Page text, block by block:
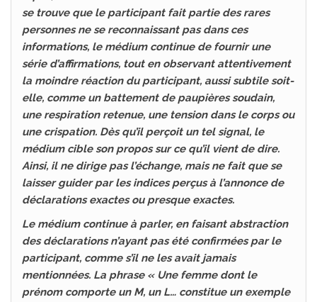
se trouve que le participant fait partie des rares
personnes ne se reconnaissant pas dans ces
informations, le médium continue de fournir une
série d’affirmations, tout en observant attentivement
la moindre réaction du participant, aussi subtile soit-
elle, comme un battement de paupières soudain,
une respiration retenue, une tension dans le corps ou
une crispation. Dès qu’il perçoit un tel signal, le
médium cible son propos sur ce qu’il vient de dire.
Ainsi, il ne dirige pas l’échange, mais ne fait que se
laisser guider par les indices perçus à l’annonce de
déclarations exactes ou presque exactes.
Le médium continue à parler, en faisant abstraction
des déclarations n’ayant pas été confirmées par le
participant, comme s’il ne les avait jamais
mentionnées. La phrase « Une femme dont le
prénom comporte un M, un L… constitue un exemple